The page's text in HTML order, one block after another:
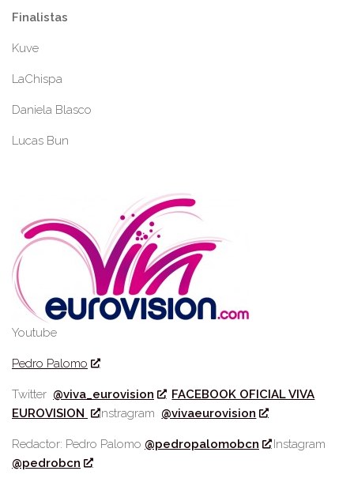
Finalistas
Kuve
LaChispa
Daniela Blasco
Lucas Bun
Youtube
Pedro Palomo
Twitter @viva_eurovision
FACEBOOK OFICIAL VIVA
EUROVISION
Instragram @vivaeurovision
Redactor: Pedro Palomo @pedropalomobcn
Instagram
@pedrobcn